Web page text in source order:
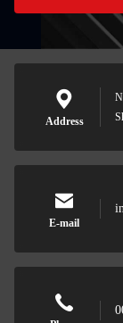
Address
E-mail